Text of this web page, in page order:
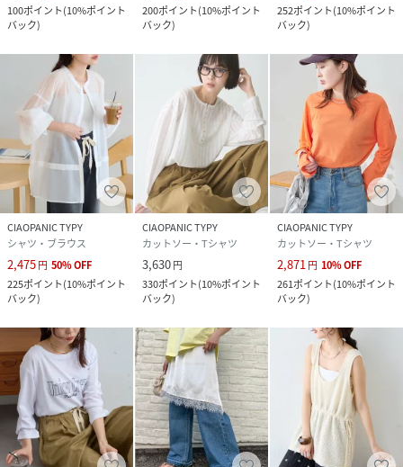
100ポイント(10%ポイント
バック)
200ポイント(10%ポイント
バック)
252ポイント(10%ポイント
バック)
CIAOPANIC TYPY
シャツ・ブラウス
2,475円 50%OFF
225ポイント(10%ポイント
バック)
CIAOPANIC TYPY
カットソー・Tシャツ
3,630円
330ポイント(10%ポイント
バック)
CIAOPANIC TYPY
カットソー・Tシャツ
2,871円 10%OFF
261ポイント(10%ポイント
バック)